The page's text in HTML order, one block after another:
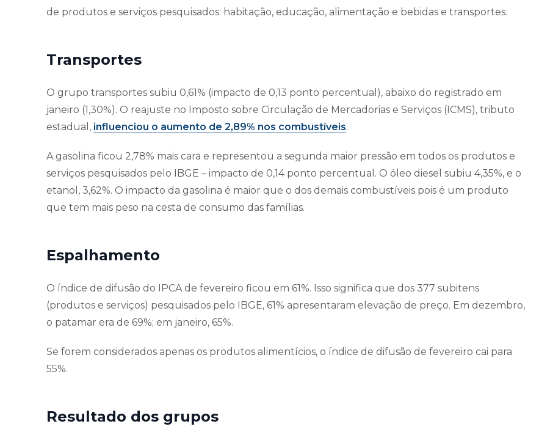
de produtos e serviços pesquisados: habitação, educação, alimentação e bebidas e transportes.
Transportes
O grupo transportes subiu 0,61% (impacto de 0,13 ponto percentual), abaixo do registrado em
janeiro (1,30%). O reajuste no Imposto sobre Circulação de Mercadorias e Serviços (ICMS), tributo
estadual, influenciou o aumento de 2,89% nos combustíveis.
A gasolina ficou 2,78% mais cara e representou a segunda maior pressão em todos os produtos e
serviços pesquisados pelo IBGE – impacto de 0,14 ponto percentual. O óleo diesel subiu 4,35%, e o
etanol, 3,62%. O impacto da gasolina é maior que o dos demais combustíveis pois é um produto
que tem mais peso na cesta de consumo das famílias.
Espalhamento
O índice de difusão do IPCA de fevereiro ficou em 61%. Isso significa que dos 377 subitens
(produtos e serviços) pesquisados pelo IBGE, 61% apresentaram elevação de preço. Em dezembro,
o patamar era de 69%; em janeiro, 65%.
Se forem considerados apenas os produtos alimentícios, o índice de difusão de fevereiro cai para
55%.
Resultado dos grupos